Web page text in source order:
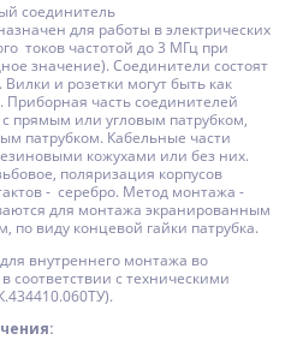
соединитель
для работы в электрических
токов частотой до 3 МГц при
значение). Соединители состоят
и розетки могут быть как
часть соединителей
с прямым или угловым патрубком,
патрубком. Кабельные части
кожухами или без них.
поляризация корпусов
- серебро. Метод монтажа -
для монтажа экранированным
виду концевой гайки патрубка.
внутреннего монтажа во
соответствии с техническими